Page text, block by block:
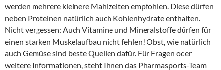
werden mehrere kleinere Mahlzeiten empfohlen. Diese dürfen
neben Proteinen natürlich auch Kohlenhydrate enthalten.
Nicht vergessen: Auch Vitamine und Mineralstoffe dürfen für
einen starken Muskelaufbau nicht fehlen! Obst, wie natürlich
auch Gemüse sind beste Quellen dafür. Für Fragen oder
weitere Informationen, steht Ihnen das Pharmasports-Team